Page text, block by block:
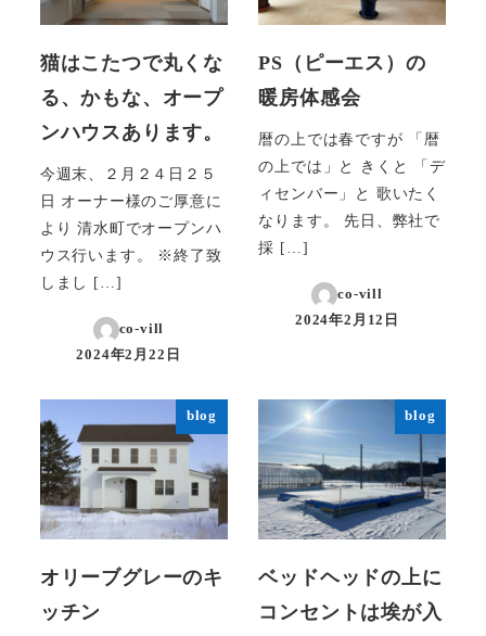
猫はこたつで丸くな
る、かもな、オープ
ンハウスあります。
今週末、２月２４日２５
日 オーナー様のご厚意に
より 清水町でオープンハ
ウス行います。 ※終了致
しまし […]
co-vill
投稿日
2024年2月22日
PS（ピーエス）の
暖房体感会
暦の上では春ですが 「暦
の上では」と きくと 「デ
ィセンバー」と 歌いたく
なります。 先日、弊社で
採 […]
co-vill
投稿日
2024年2月12日
blog
オリーブグレーのキ
ッチン
blog
ベッドヘッドの上に
コンセントは埃が入